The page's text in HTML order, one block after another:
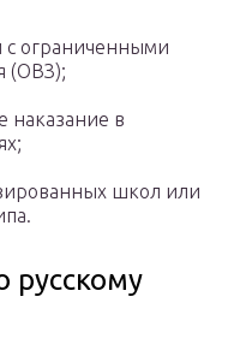
с ограниченными
(ОВЗ);
в
школ или
русскому